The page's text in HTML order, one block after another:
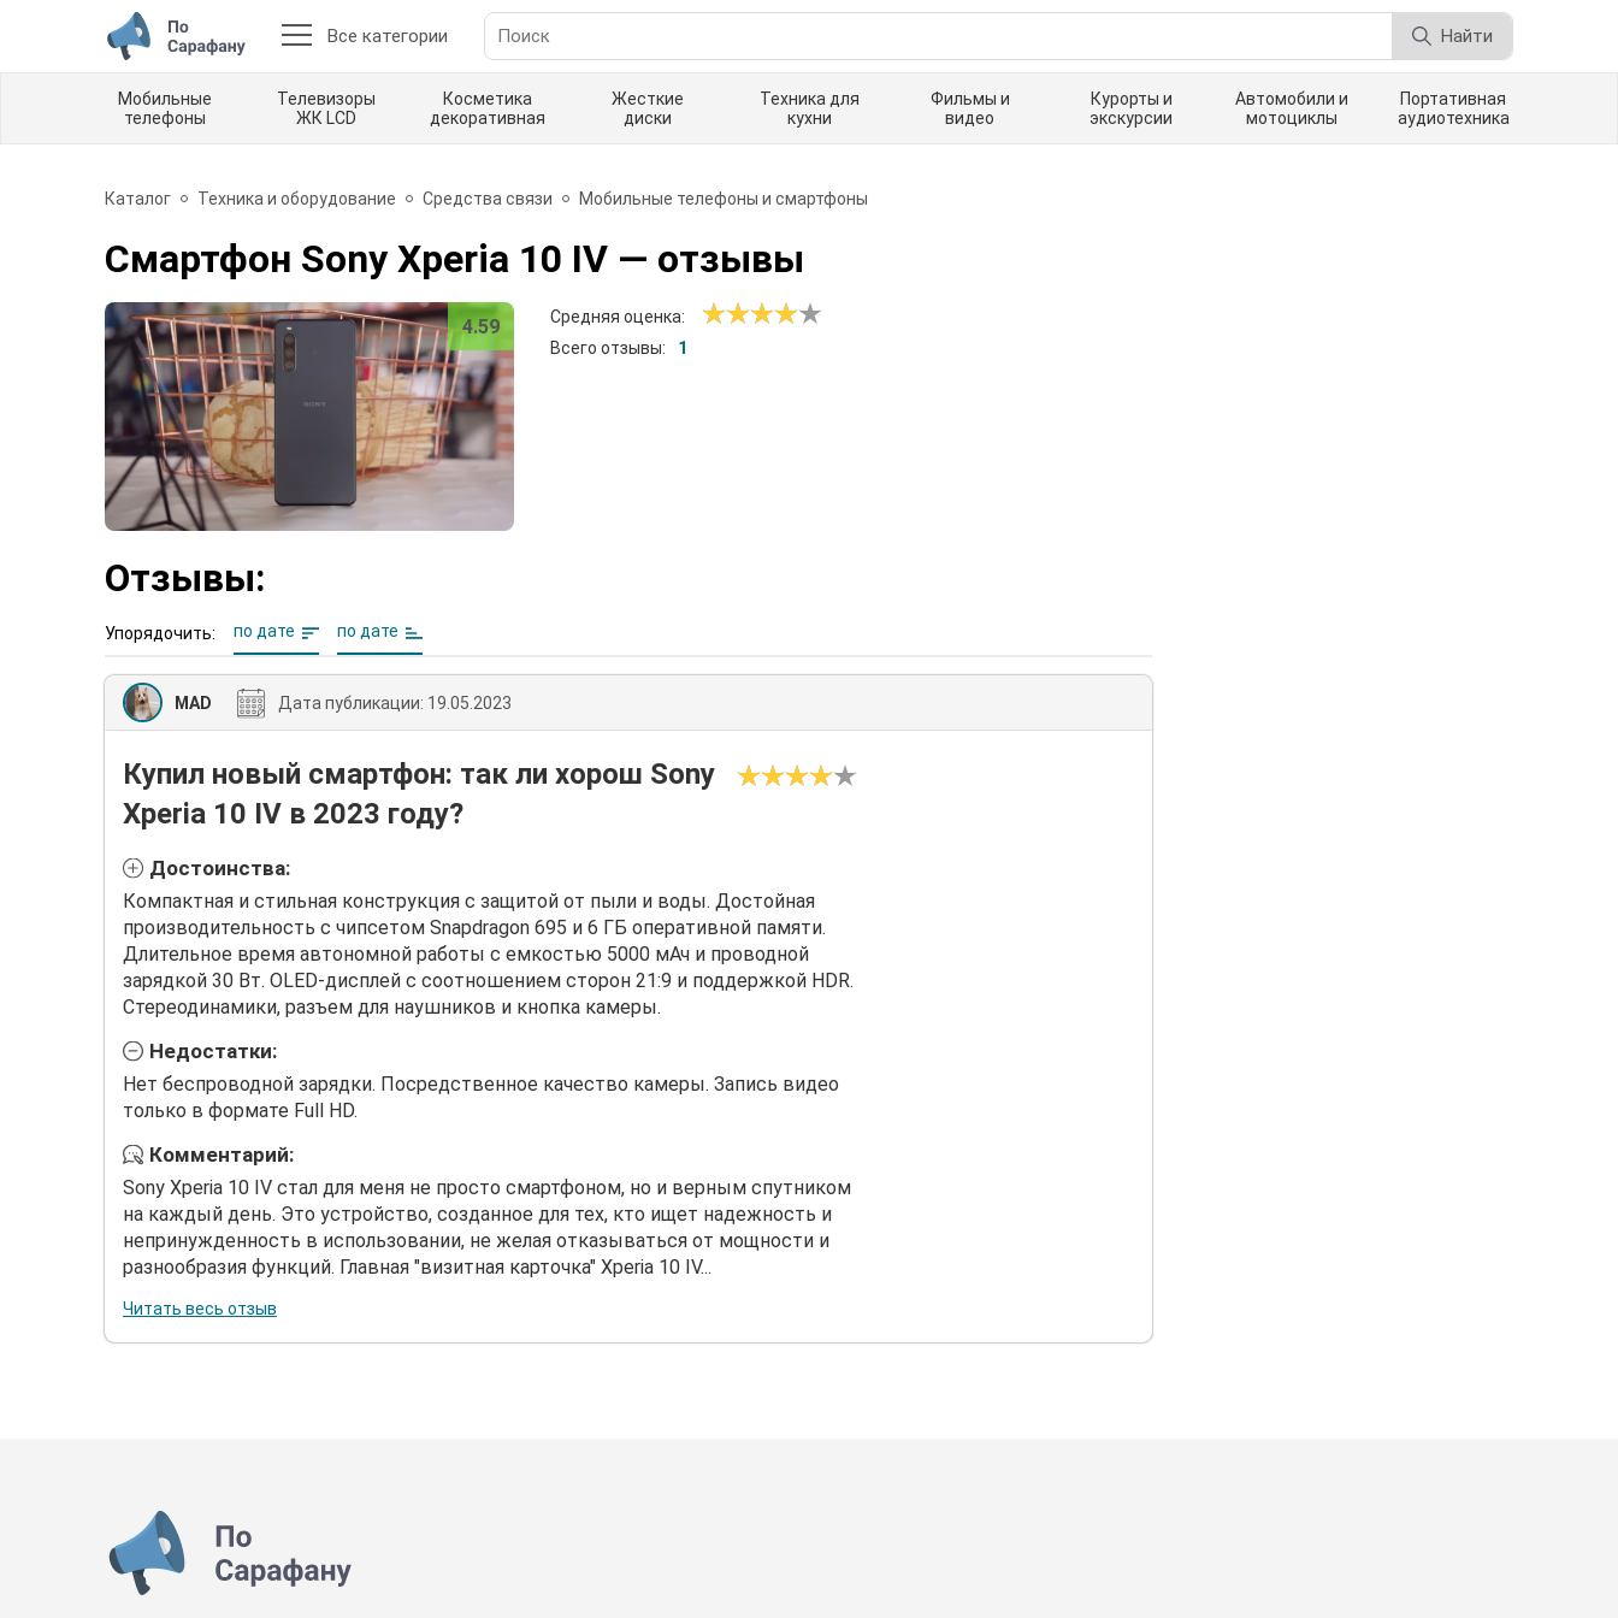
Все категории Найти
Мобильные
телефоны
Телевизоры
ЖК LCD
Косметика
декоративная
Жесткие
диски
Техника для
кухни
Фильмы и
видео
Курорты и
экскурсии
Автомобили и
мотоциклы
Портативная
аудиотехника
Каталог Техника и оборудование Средства связи Мобильные телефоны и смартфоны
Смартфон Sony Xperia 10 IV — отзывы
4.59
Средняя оценка:
Всего отзывы:
1
Отзывы:
Упорядочить: по дате по дате
MAD Дата публикации: 19.05.2023
Купил новый смартфон: так ли хорош Sony
Xperia 10 IV в 2023 году?
Достоинства:
Компактная и стильная конструкция с защитой от пыли и воды. Достойная
производительность с чипсетом Snapdragon 695 и 6 ГБ оперативной памяти.
Длительное время автономной работы с емкостью 5000 мАч и проводной
зарядкой 30 Вт. OLED-дисплей с соотношением сторон 21:9 и поддержкой HDR.
Стереодинамики, разъем для наушников и кнопка камеры.
Недостатки:
Нет беспроводной зарядки. Посредственное качество камеры. Запись видео
только в формате Full HD.
Комментарий:
Sony Xperia 10 IV стал для меня не просто смартфоном, но и верным спутником
на каждый день. Это устройство, созданное для тех, кто ищет надежность и
непринужденность в использовании, не желая отказываться от мощности и
разнообразия функций. Главная "визитная карточка" Xperia 10 IV...
Читать весь отзыв